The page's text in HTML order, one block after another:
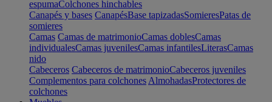
espumaColchones hinchables
Canapés y bases CanapésBase tapizadasSomieresPatas de
somieres
Camas Camas de matrimonioCamas doblesCamas
individualesCamas juvenilesCamas infantilesLiterasCamas
nido
Cabeceros Cabeceros de matrimonioCabeceros juveniles
Complementos para colchones AlmohadasProtectores de
colchones